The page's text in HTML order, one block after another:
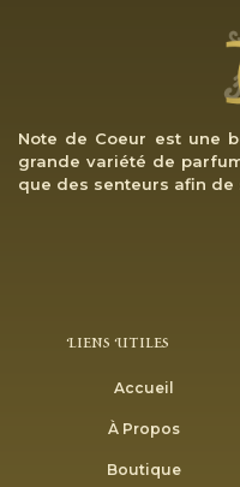
Note de Coeur est une
grande variété de
que des senteurs afin
Liens Utiles
Accueil
À Propos
Boutique